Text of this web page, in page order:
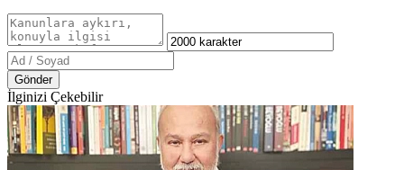
Gönder
İlginizi Çekebilir